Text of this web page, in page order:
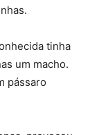
tinha
um macho.
pássaro